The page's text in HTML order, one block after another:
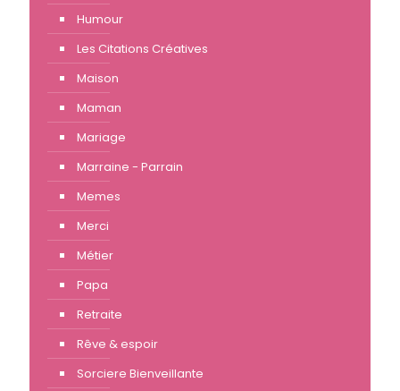
Humour
Les Citations Créatives
Maison
Maman
Mariage
Marraine - Parrain
Memes
Merci
Métier
Papa
Retraite
Rêve & espoir
Sorciere Bienveillante